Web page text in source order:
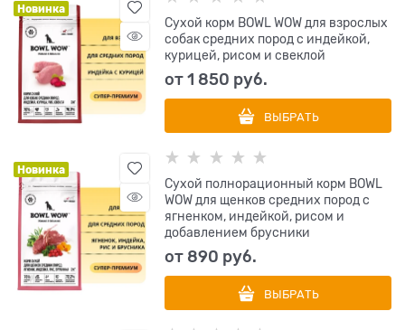
Новинка
Сухой корм BOWL WOW для взрослых
собак средних пород с индейкой,
курицей, рисом и свеклой
от1 850 руб.
ВЫБРАТЬ
Новинка
Сухой полнорационный корм BOWL
WOW для щенков средних пород с
ягненком, индейкой, рисом и
добавлением брусники
от 890 руб.
ВЫБРАТЬ